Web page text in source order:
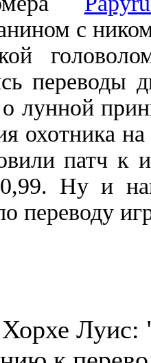
с
переводы
о лунной
охотника
патч к
Ну и
переводу
Луис: